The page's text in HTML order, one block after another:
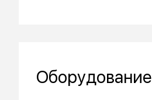
Оборудование